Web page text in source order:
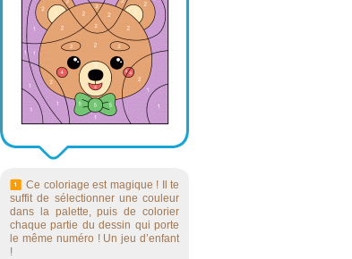
Ce coloriage est magique ! Il te
suffit de sélectionner une couleur
dans la palette, puis de colorier
chaque partie du dessin qui porte
le même numéro ! Un jeu d’enfant
!